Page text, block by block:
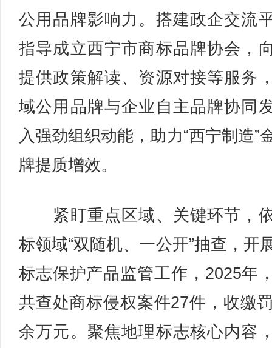
公用品牌影响力。搭建政企交流
指导成立西宁市商标品牌协会，
提供政策解读、资源对接等服务
域公用品牌与企业自主品牌协同
入强劲组织动能，助力“西宁制造”
牌提质增效。
紧盯重点区域、关键环节，
标领域“双随机、一公开”抽查，开
标志保护产品监管工作，2025年
共查处商标侵权案件27件，收缴
余万元。聚焦地理标志核心内容